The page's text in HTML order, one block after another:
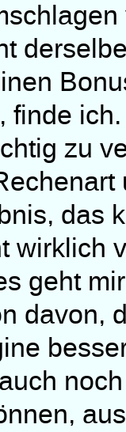
finde ich.
zu
das
wirklich
geht
davon,